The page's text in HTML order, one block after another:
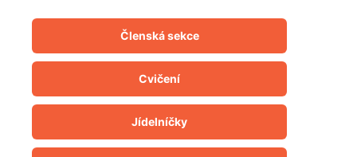
Členská sekce
Cvičení
Jídelníčky